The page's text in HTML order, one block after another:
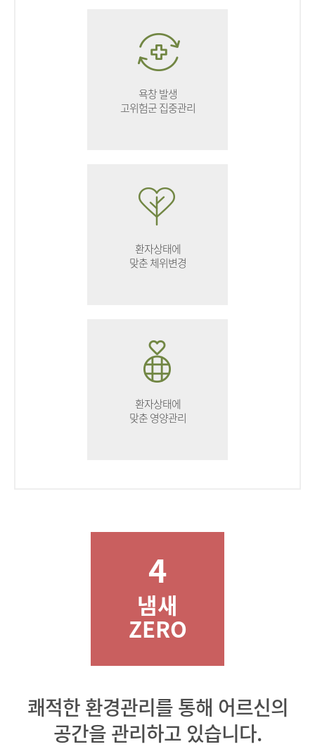
욕창 발생
고위험군 집중관리
환자상태에
맞춘 체위변경
환자상태에
맞춘 영양관리
4
냄새
ZERO
쾌적한 환경관리를 통해 어르신의
공간을 관리하고 있습니다.